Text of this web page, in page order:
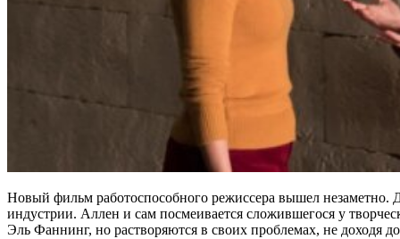
Новый фильм работоспособного режиссера вышел незаметно.
индустрии. Аллен и сам посмеивается сложившегося у
Эль Фаннинг, но растворяются в своих проблемах, не доходя